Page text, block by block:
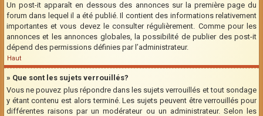
Un post-it apparaît en dessous des annonces sur la première page du
forum dans lequel il a été publié. Il contient des informations relativement
importantes et vous devez le consulter régulièrement. Comme pour les
annonces et les annonces globales, la possibilité de publier des post-it
dépend des permissions définies par l’administrateur.
Haut
» Que sont les sujets verrouillés?
Vous ne pouvez plus répondre dans les sujets verrouillés et tout sondage
y étant contenu est alors terminé. Les sujets peuvent être verrouillés pour
différentes raisons par un modérateur ou un administrateur. Selon les